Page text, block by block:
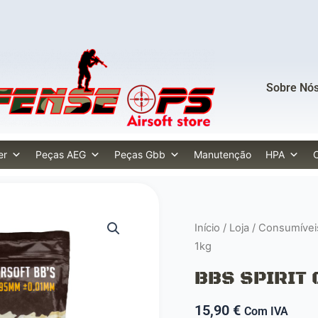
Sobre
Peças AEG Peças Gbb Manutenção HPA
Início / Loja /
1kg
BBS SPIRIT
15,90 € Com IVA